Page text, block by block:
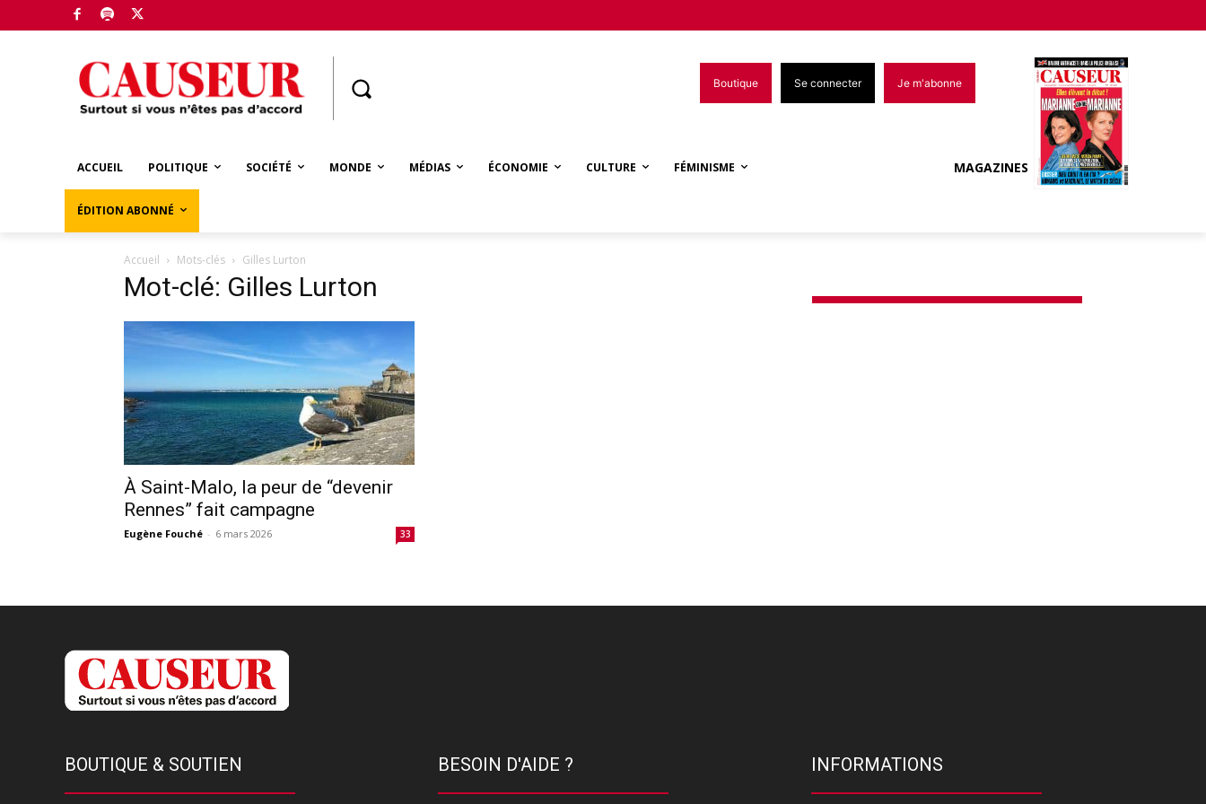
Boutique Se connecter Je m'abonne
ACCUEIL POLITIQUE SOCIÉTÉ MONDE MÉDIAS ÉCONOMIE CULTURE FÉMINISME
ÉDITION ABONNÉ
MAGAZINES
Accueil Mots-clés Gilles Lurton
Mot-clé: Gilles Lurton
À Saint-Malo, la peur de “devenir
Rennes” fait campagne
Eugène Fouché - 6 mars 2026 33
BOUTIQUE & SOUTIEN BESOIN D'AIDE ? INFORMATIONS